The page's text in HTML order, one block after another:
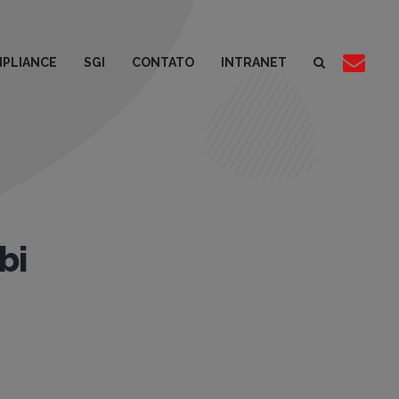
SGI CONTATO INTRANET